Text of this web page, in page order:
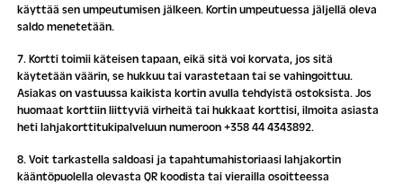
käyttää sen umpeutumisen jälkeen. Kortin umpeutuessa jäljellä oleva
saldo menetetään.
7. Kortti toimii käteisen tapaan, eikä sitä voi korvata, jos sitä
käytetään väärin, se hukkuu tai varastetaan tai se vahingoittuu.
Asiakas on vastuussa kaikista kortin avulla tehdyistä ostoksista. Jos
huomaat korttiin liittyviä virheitä tai hukkaat korttisi, ilmoita asiasta
heti lahjakorttitukipalveluun numeroon +358 44 4343892.
8. Voit tarkastella saldoasi ja tapahtumahistoriaasi lahjakortin
kääntöpuolella olevasta QR koodista tai vierailla osoitteessa